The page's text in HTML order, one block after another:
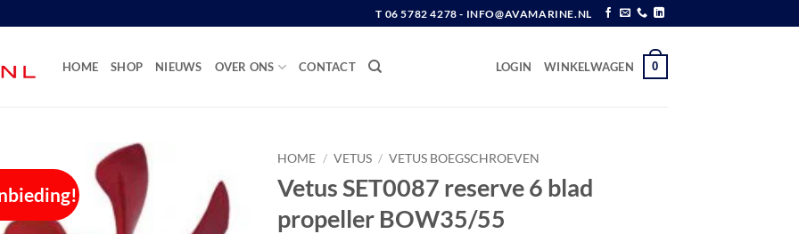
T 06 5782 4278 - INFO@AVAMARINE.NL
HOME SHOP NIEUWS OVER ONS CONTACT LOGIN WINKELWAGEN 0
HOME / VETUS / VETUS BOEGSCHROEVEN
Vetus SET0087 reserve 6 blad
propeller BOW35/55